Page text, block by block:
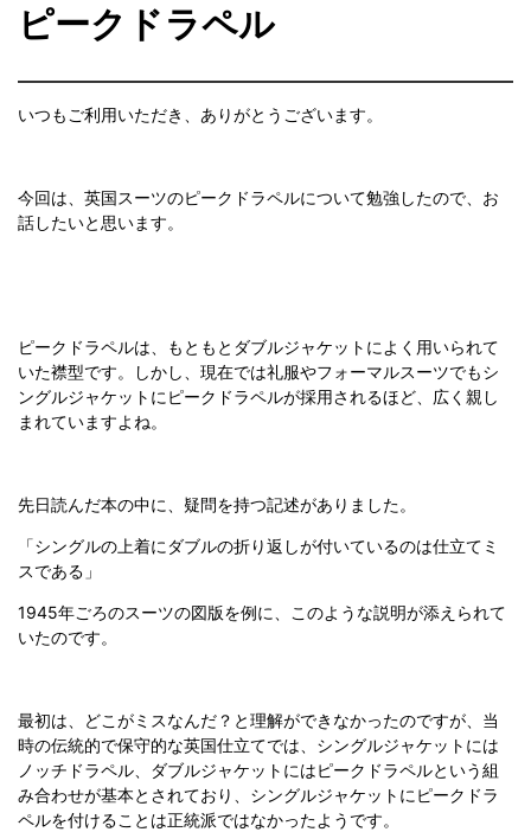
ピークドラペル
いつもご利用いただき、ありがとうございます。
今回は、英国スーツのピークドラペルについて勉強したので、お
話したいと思います。
ピークドラペルは、もともとダブルジャケットによく用いられて
いた襟型です。しかし、現在では礼服やフォーマルスーツでもシ
ングルジャケットにピークドラペルが採用されるほど、広く親し
まれていますよね。
先日読んだ本の中に、疑問を持つ記述がありました。
「シングルの上着にダブルの折り返しが付いているのは仕立てミ
スである」
1945年ごろのスーツの図版を例に、このような説明が添えられて
いたのです。
最初は、どこがミスなんだ？と理解ができなかったのですが、当
時の伝統的で保守的な英国仕立てでは、シングルジャケットには
ノッチドラペル、ダブルジャケットにはピークドラペルという組
み合わせが基本とされており、シングルジャケットにピークドラ
ペルを付けることは正統派ではなかったようです。